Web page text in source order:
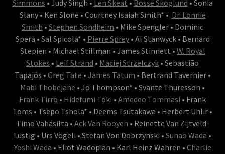
Simmons • Judy Singh • Len Skeat • Bosse Skoglund • Sonia
Slany • Ken Slone • Courtney Isaiah Smith* • Dr. Lonnie
Smith • Stephen Sondheim • Mike Spengler • Dominic
Spera • Sal Spicola* • Pierre Sprey• Al Stanwyck • Bernard
Stepien • Michael Stillman • James Stinnett • W. Royal
Stokes • Leif Strand • Maciej Strzelczyk • Sebastião
Tapajós • Greg Tate • James Tatum • Bertrand Tavernier •
Mabi Thobejane • Jo Thompson* • Svante Thuresson •
Frank Tirro • Hidefumi Toki • Amedeo Tommasi • Frank
Toms • Tsepo Tshola* • Deems Tsutakawa • Herbert Uhlir •
Timo Vähäsilta • Ack Van Rooyen • Reinette Van Zijtveld-
Lustig • Urs Vögeli • Stefan Von Dobrzynski • Sunao Wada •
Yoshi Wada • Eliot Wadopian • Karl Heinz Wahren • Charlie